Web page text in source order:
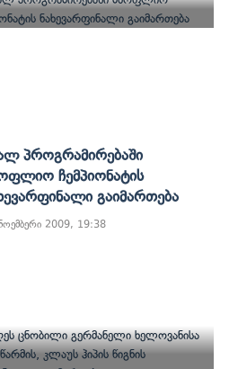
Პროგრამირებაში
Ჩემპიონატის
Გაიმართება
2009, 19:38